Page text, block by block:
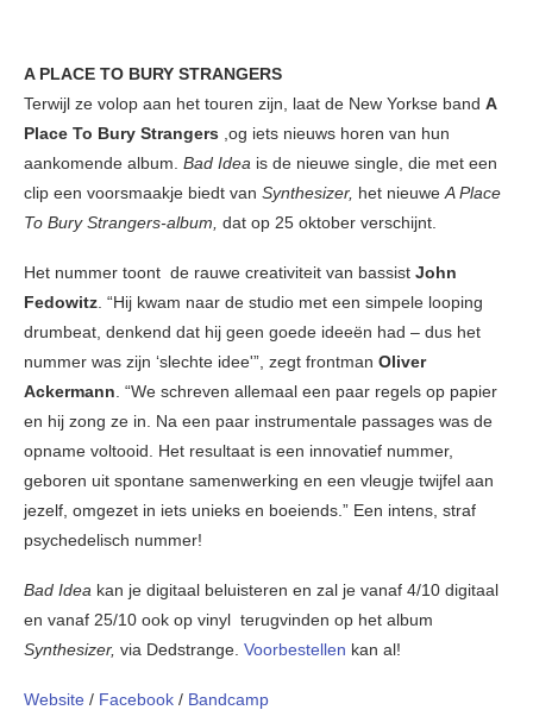
A PLACE TO BURY STRANGERS
Terwijl ze volop aan het touren zijn, laat de New Yorkse band A
Place To Bury Strangers ,og iets nieuws horen van hun
aankomende album. Bad Idea is de nieuwe single, die met een
clip een voorsmaakje biedt van Synthesizer, het nieuwe A Place
To Bury Strangers-album, dat op 25 oktober verschijnt.
Het nummer toont de rauwe creativiteit van bassist John
Fedowitz . “Hij kwam naar de studio met een simpele looping
drumbeat, denkend dat hij geen goede ideeën had – dus het
nummer was zijn ‘slechte idee'”, zegt frontman Oliver
Ackermann . “We schreven allemaal een paar regels op papier
en hij zong ze in. Na een paar instrumentale passages was de
opname voltooid. Het resultaat is een innovatief nummer,
geboren uit spontane samenwerking en een vleugje twijfel aan
jezelf, omgezet in iets unieks en boeiends.” Een intens, straf
psychedelisch nummer!
Bad Idea kan je digitaal beluisteren en zal je vanaf 4/10 digitaal
en vanaf 25/10 ook op vinyl terugvinden op het album
Synthesizer, via Dedstrange. Voorbestellen kan al!
Website / Facebook / Bandcamp